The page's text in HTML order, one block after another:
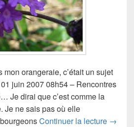
mon orangeraie, c’était un sujet
juin 2007 08h54 – Rencontres
Je dirai que c’est comme la
Je ne sais pas où elle
Continuer la lecture →